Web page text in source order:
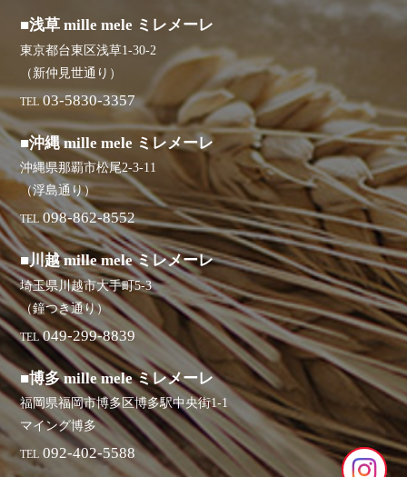
■浅草 mille mele ミレメーレ
東京都台東区浅草1-30-2
（新仲見世通り）
TEL 03-5830-3357
■沖縄 mille mele ミレメーレ
沖縄県那覇市松尾2-3-11
（浮島通り）
TEL 098-862-8552
■川越 mille mele ミレメーレ
埼玉県川越市大手町5-3
（鐘つき通り）
TEL 049-299-8839
■博多 mille mele ミレメーレ
福岡県福岡市博多区博多駅中央街1-1
マイング博多
TEL 092-402-5588